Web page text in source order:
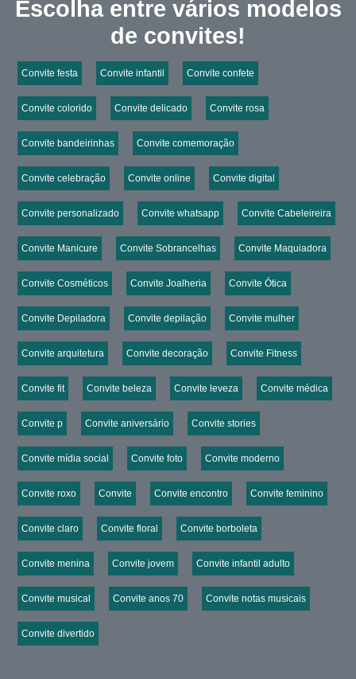
Escolha entre vários modelos
de convites!
Convite festa Convite infantil Convite confete
Convite colorido Convite delicado Convite rosa
Convite bandeirinhas Convite comemoração
Convite celebração Convite online Convite digital
Convite personalizado Convite whatsapp Convite Cabeleireira
Convite Manicure Convite Sobrancelhas Convite Maquiadora
Convite Cosméticos Convite Joalheria Convite Ótica
Convite Depiladora Convite depilação Convite mulher
Convite arquitetura Convite decoração Convite Fitness
Convite fit Convite beleza Convite leveza Convite médica
Convite p Convite aniversário Convite stories
Convite mídia social Convite foto Convite moderno
Convite roxo Convite Convite encontro Convite feminino
Convite claro Convite floral Convite borboleta
Convite menina Convite jovem Convite infantil adulto
Convite musical Convite anos 70 Convite notas musicais
Convite divertido